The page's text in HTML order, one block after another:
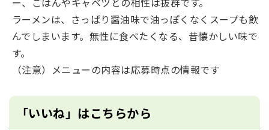
ラーメンは、さっぱり醤油味で油っぽくなくスープも飲
んでしまいます。無性に食べたくなる、昔懐かしい味で
す。
（注意）メニューの内容は応募時点の情報です
「いいね」はこちらから